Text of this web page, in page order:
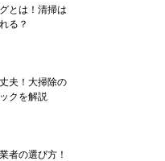
とは！清掃は
る？
夫！大掃除の
クを解説
者の選び方！